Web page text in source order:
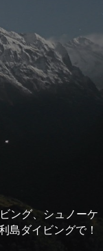
ング、シュノーケ
島ダイビングで！